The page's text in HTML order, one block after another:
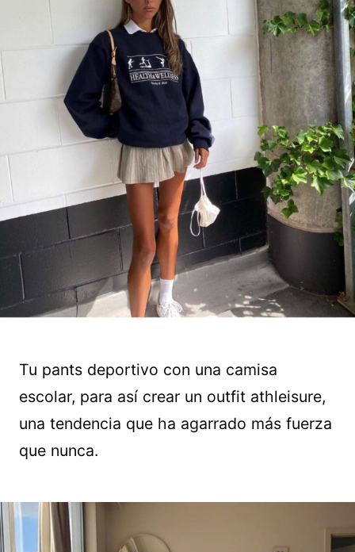
Tu pants deportivo con una camisa
escolar, para así crear un outfit athleisure,
una tendencia que ha agarrado más fuerza
que nunca.